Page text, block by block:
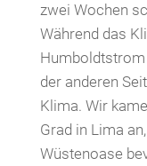
zwei Wochen
Während das
der anderen
Klima. Wir
Grad in Lima
Wüstenoase